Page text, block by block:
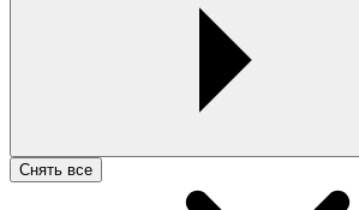
Снять все